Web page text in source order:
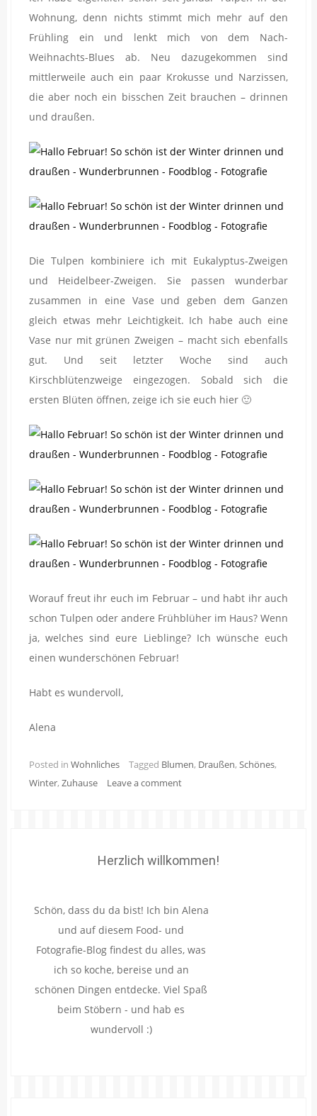
Wohnung, denn nichts stimmt mich mehr auf den
Frühling ein und lenkt mich von dem Nach-
Weihnachts-Blues ab. Neu dazugekommen sind
mittlerweile auch ein paar Krokusse und Narzissen,
die aber noch ein bisschen Zeit brauchen – drinnen
und draußen.
Die Tulpen kombiniere ich mit Eukalyptus-Zweigen
und Heidelbeer-Zweigen. Sie passen wunderbar
zusammen in eine Vase und geben dem Ganzen
gleich etwas mehr Leichtigkeit. Ich habe auch eine
Vase nur mit grünen Zweigen – macht sich ebenfalls
gut. Und seit letzter Woche sind auch
Kirschblütenzweige eingezogen. Sobald sich die
ersten Blüten öffnen, zeige ich sie euch hier 🙂
Worauf freut ihr euch im Februar – und habt ihr auch
schon Tulpen oder andere Frühblüher im Haus? Wenn
ja, welches sind eure Lieblinge? Ich wünsche euch
einen wunderschönen Februar!
Habt es wundervoll,
Alena
Posted in Wohnliches Tagged Blumen, Draußen, Schönes,
Winter, Zuhause Leave a comment
Herzlich willkommen!
Schön, dass du da bist! Ich bin Alena
und auf diesem Food- und
Fotografie-Blog findest du alles, was
ich so koche, bereise und an
schönen Dingen entdecke. Viel Spaß
beim Stöbern - und hab es
wundervoll :)